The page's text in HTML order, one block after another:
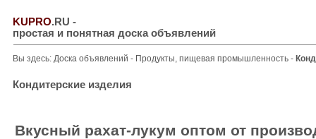
KUPRO.RU -
простая и понятная доска объявлений
Вы здесь: Доска объявлений - Продукты, пищевая промышленность -
Кондитерские изделия
Вкусный рахат-лукум оптом от